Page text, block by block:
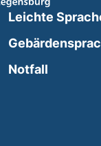
window)
Leichte
Notfall